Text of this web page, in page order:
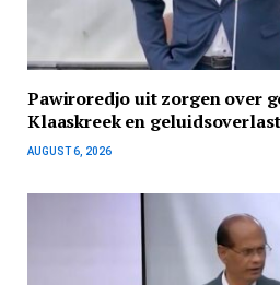
Pawiroredjo uit zorgen over
Klaaskreek en geluidsoverlast
AUGUST 6, 2026